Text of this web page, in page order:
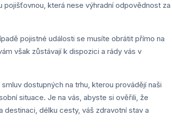
pojišťovnou, která nese výhradní odpovědnost za
pojistné události se musíte obrátit přímo na
však zůstávají k dispozici a rády vás v
dostupných na trhu, kterou provádějí naši
situace. Je na vás, abyste si ověřili, že
destinaci, délku cesty, váš zdravotní stav a